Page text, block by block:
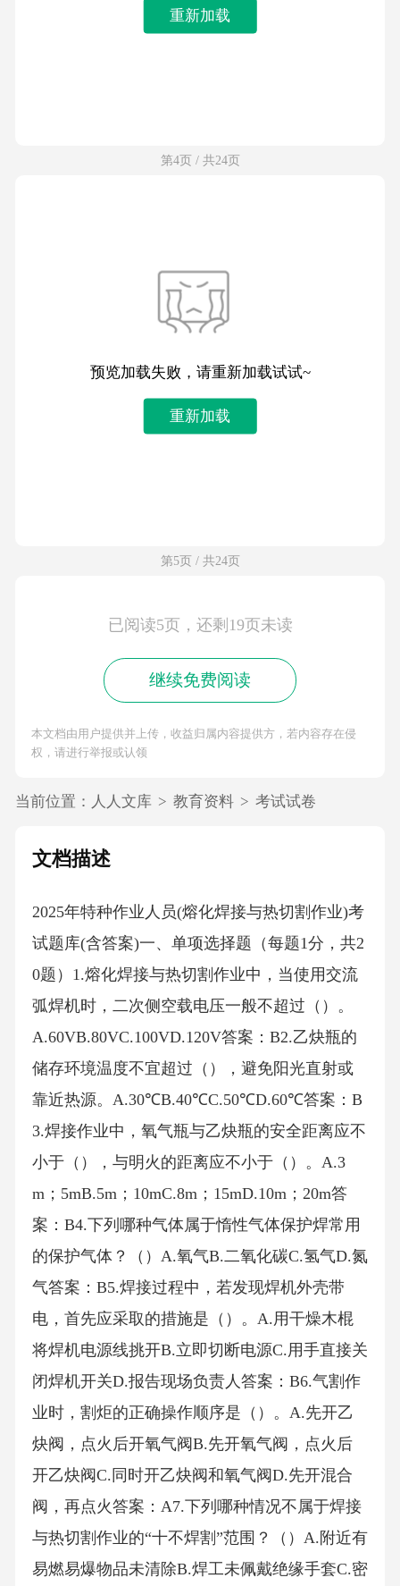
重新加载
第4页 / 共24页
预览加载失败，请重新加载试试~
重新加载
第5页 / 共24页
已阅读5页，还剩19页未读
继续免费阅读
本文档由用户提供并上传，收益归属内容提供方，若内容存在侵
权，请进行举报或认领
当前位置： 人人文库 > 教育资料 > 考试试卷
文档描述
2025年特种作业人员(熔化焊接与热切割作业)考
试题库(含答案)一、单项选择题（每题1分，共2
0题）1.熔化焊接与热切割作业中，当使用交流
弧焊机时，二次侧空载电压一般不超过（）。
A.60VB.80VC.100VD.120V答案：B2.乙炔瓶的
储存环境温度不宜超过（），避免阳光直射或
靠近热源。A.30℃B.40℃C.50℃D.60℃答案：B
3.焊接作业中，氧气瓶与乙炔瓶的安全距离应不
小于（），与明火的距离应不小于（）。A.3
m；5mB.5m；10mC.8m；15mD.10m；20m答
案：B4.下列哪种气体属于惰性气体保护焊常用
的保护气体？（）A.氧气B.二氧化碳C.氢气D.氮
气答案：B5.焊接过程中，若发现焊机外壳带
电，首先应采取的措施是（）。A.用干燥木棍
将焊机电源线挑开B.立即切断电源C.用手直接关
闭焊机开关D.报告现场负责人答案：B6.气割作
业时，割炬的正确操作顺序是（）。A.先开乙
炔阀，点火后开氧气阀B.先开氧气阀，点火后
开乙炔阀C.同时开乙炔阀和氧气阀D.先开混合
阀，再点火答案：A7.下列哪种情况不属于焊接
与热切割作业的“十不焊割”范围？（）A.附近有
易燃易爆物品未清除B.焊工未佩戴绝缘手套C.密